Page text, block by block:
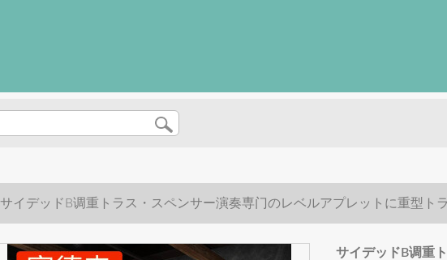
サイデッドB调重トラス・スペンサー演奏専门のレベルアプレットに重型ト
サイデッドB调重